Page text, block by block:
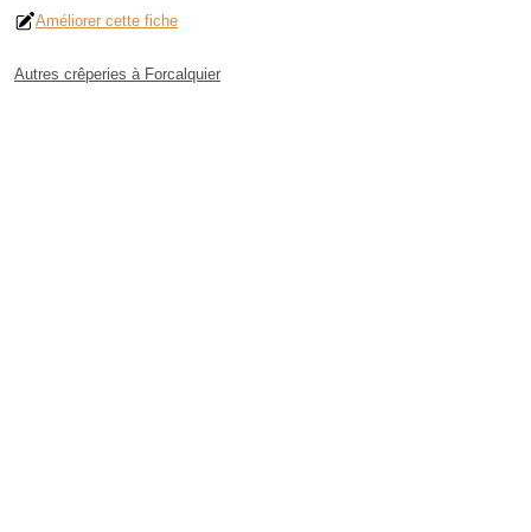
Améliorer cette fiche
Autres crêperies à Forcalquier